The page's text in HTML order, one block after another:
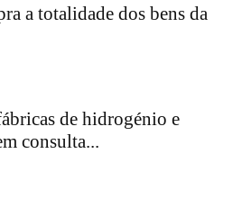
a totalidade dos bens da
de hidrogénio e
consulta...